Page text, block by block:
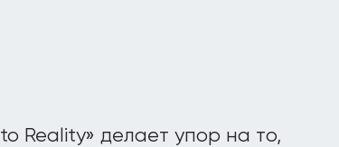
Reality» делает упор на то,